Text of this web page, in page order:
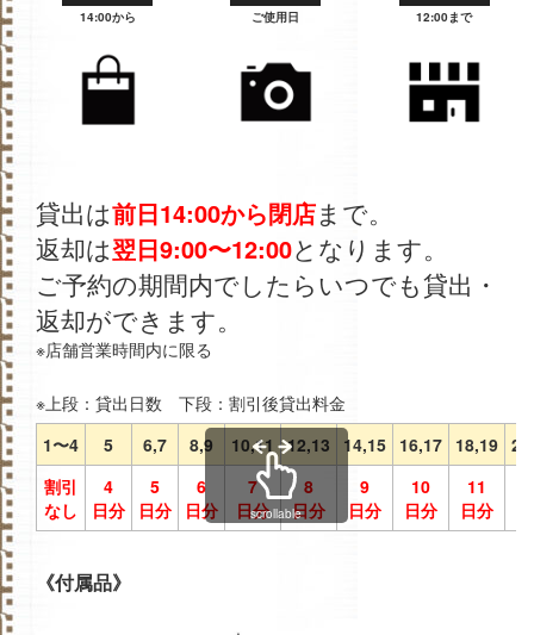
14:00から
ご使用日
12:00まで
貸出は前日14:00から閉店まで。
返却は翌日9:00〜12:00となります。
ご予約の期間内でしたらいつでも貸出・
返却ができます。
※店舗営業時間内に限る
※上段：貸出日数 下段：割引後貸出料金
1〜4
5 6,7 8,9 10,11 12,13 14,15 16,17 18,19
割引
なし
4
日分
5
日分
6
日分
7
日分
8
日分
9
日分
10
日分
11
日分
scrollable
《付属品》